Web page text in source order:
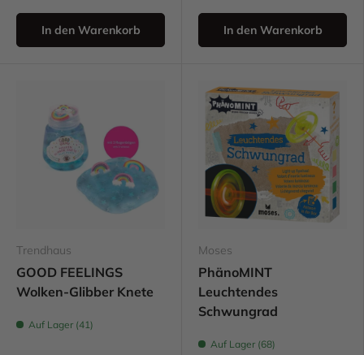
In den Warenkorb In den Warenkorb
Trendhaus
GOOD FEELINGS
Wolken-Glibber Knete
Auf Lager (41)
Moses
PhänoMINT
Leuchtendes
Schwungrad
Auf Lager (68)